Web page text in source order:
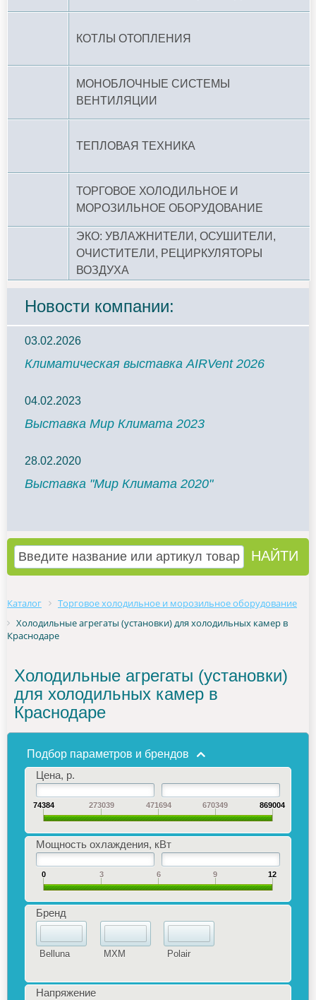
КОТЛЫ ОТОПЛЕНИЯ
МОНОБЛОЧНЫЕ СИСТЕМЫ
ВЕНТИЛЯЦИИ
ТЕПЛОВАЯ ТЕХНИКА
ТОРГОВОЕ ХОЛОДИЛЬНОЕ И
МОРОЗИЛЬНОЕ ОБОРУДОВАНИЕ
ЭКО: УВЛАЖНИТЕЛИ, ОСУШИТЕЛИ,
ОЧИСТИТЕЛИ, РЕЦИРКУЛЯТОРЫ
ВОЗДУХА
Новости компании:
03.02.2026
Климатическая выставка AIRVent 2026
04.02.2023
Выставка Мир Климата 2023
28.02.2020
Выставка "Мир Климата 2020"
Каталог
Торговое холодильное и морозильное оборудование
Холодильные агрегаты (установки) для холодильных камер в
Краснодаре
Холодильные агрегаты (установки)
для холодильных камер в
Краснодаре
Подбор параметров и брендов
Цена, р.
74384 273039 471694 670349 869004
Мощность охлаждения, кВт
0 3 6 9 12
Бренд
Belluna MXM Polair
Напряжение